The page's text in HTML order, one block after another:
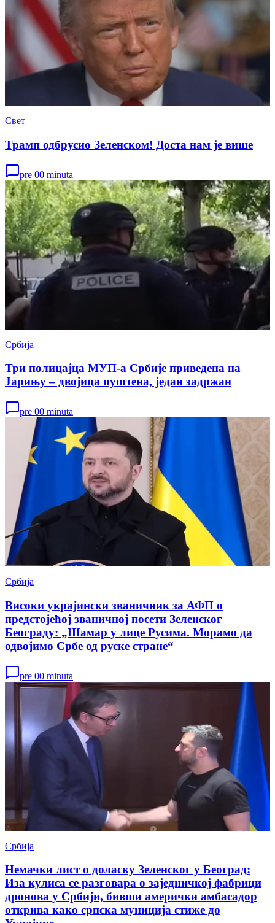
Свет
Трамп одбрусио Зеленском! Доста нам је више
pre 00 minuta
Србија
Три полицајца МУП-а Србије приведена на
Јарињу – двојица пуштена, један задржан
pre 00 minuta
Србија
Високи украјински званичник за АФП о
предстојећој званичној посети Зеленског
Београду: „Шамар у лице Русима. Морамо да
одвојимо Србе од руске стране“
pre 00 minuta
Србија
Немачки лист о доласку Зеленског у Београд:
Иза кулиса се разговара о заједничкој фабрици
дронова у Србији, бивши амерички амбасадор
открива како српска муниција стиже до